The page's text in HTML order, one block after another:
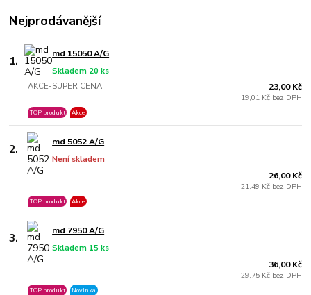
Nejprodávanější
1. md 15050 A/G
AKCE-SUPER CENA
Skladem 20 ks
TOP produkt Akce
23,00 Kč
19,01 Kč bez DPH
2. md 5052 A/G
Není skladem
TOP produkt Akce
26,00 Kč
21,49 Kč bez DPH
3. md 7950 A/G
Skladem 15 ks
TOP produkt Novinka
36,00 Kč
29,75 Kč bez DPH